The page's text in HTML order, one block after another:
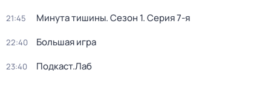
21:45 Минута тишины. Сезон 1. Серия 7-я
22:40 Большая игра
23:40 Подкаст.Лаб